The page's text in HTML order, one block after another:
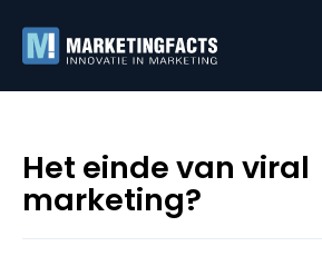
Het einde van viral
marketing?